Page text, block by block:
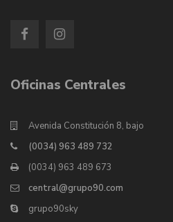
Oficinas Centrales
Avenida Constitución 8, bajo
(0034) 963 489 732
(0034) 963 489 673
central@grupo90.com
grupo90sky